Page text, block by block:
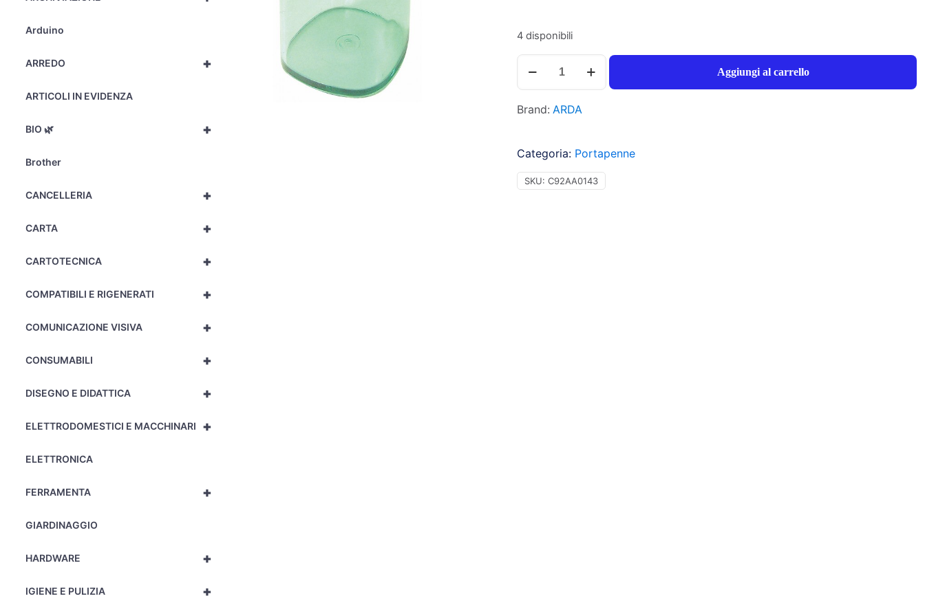
Arduino
+
ARREDO
ARTICOLI IN EVIDENZA
+
BIO 🌿
Brother
+
CANCELLERIA
+
CARTA
+
CARTOTECNICA
+
COMPATIBILI E RIGENERATI
+
COMUNICAZIONE VISIVA
+
CONSUMABILI
+
DISEGNO E DIDATTICA
+
ELETTRODOMESTICI E MACCHINARI
ELETTRONICA
+
FERRAMENTA
GIARDINAGGIO
+
HARDWARE
+
IGIENE E PULIZIA
4 disponibili
Portapenne
bicchiere,
trasparente
-
TR4111V
Aggiungi al carrello
Brand: ARDA
Categoria: Portapenne
SKU:C92AA0143